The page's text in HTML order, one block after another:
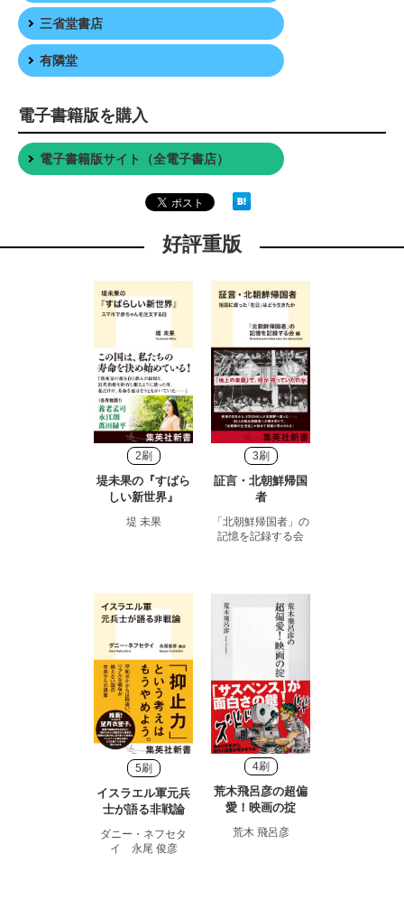
三省堂書店
有隣堂
電子書籍版を購入
電子書籍版サイト（全電子書店）
好評重版
2刷
堤未果の『すばら
しい新世界』
堤 未果
3刷
証言・北朝鮮帰国
者
「北朝鮮帰国者」の
記憶を記録する会
5刷
イスラエル軍元兵
士が語る非戦論
ダニー・ネフセタ
イ 永尾 俊彦
4刷
荒木飛呂彦の超偏
愛！映画の掟
荒木 飛呂彦